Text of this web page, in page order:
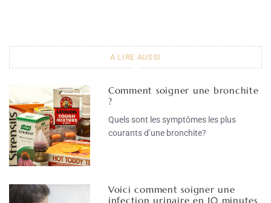
A LIRE AUSSI
Comment soigner une bronchite
?
Quels sont les symptômes les plus
courants d’une bronchite?
Voici comment soigner une
infection urinaire en 10 minutes